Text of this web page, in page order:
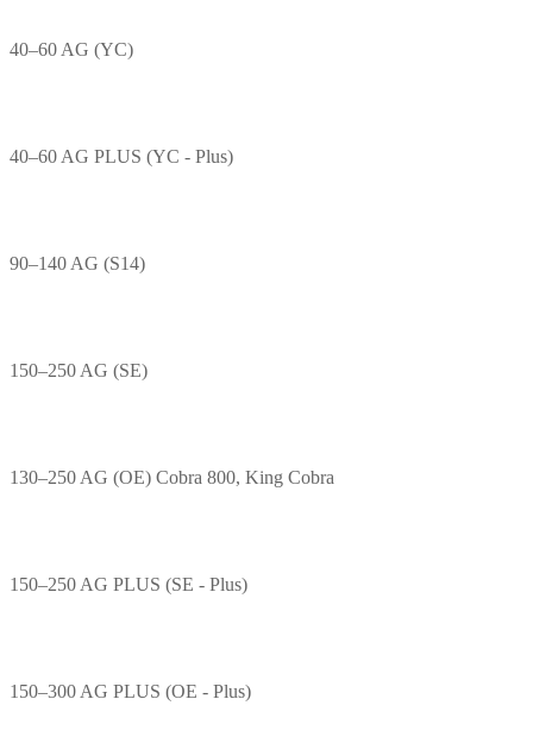
40–60 AG (YC)
40–60 AG PLUS (YC - Plus)
90–140 AG (S14)
150–250 AG (SE)
130–250 AG (OE) Cobra 800, King Cobra
150–250 AG PLUS (SE - Plus)
150–300 AG PLUS (OE - Plus)